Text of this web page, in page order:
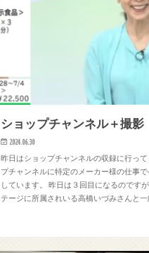
ショップチャンネル＋撮影
2024.06.30
昨日はショップチャンネルの収録に行っ
プチャンネルに特定のメーカー様の仕事
しています。 昨日は３回目になるのです
テージに所属されいる高橋いづみさんと一